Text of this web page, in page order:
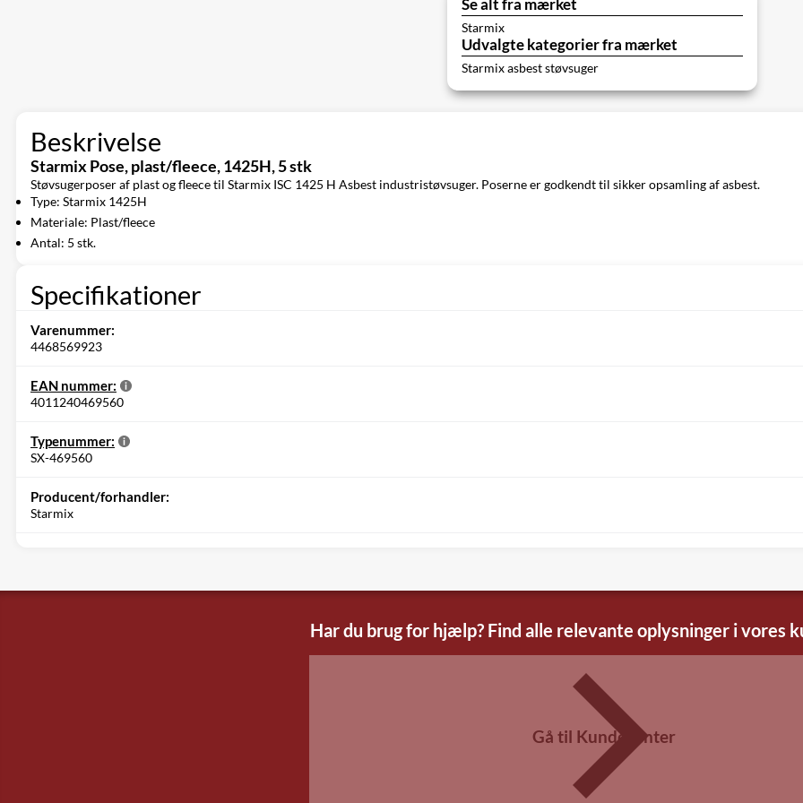
Se alt fra mærket
Starmix
Udvalgte kategorier fra mærket
Starmix asbest støvsuger
Beskrivelse
Starmix Pose, plast/fleece, 1425H, 5 stk
Støvsugerposer af plast og fleece til Starmix ISC 1425 H Asbest industristøvsuger. Poserne er godkendt til sikker opsamling af asbest.
Type: Starmix 1425H
Materiale: Plast/fleece
Antal: 5 stk.
Specifikationer
Varenummer:
4468569923
EAN nummer:
4011240469560
Typenummer:
SX-469560
Producent/forhandler:
Starmix
Har du brug for hjælp? Find alle relevante oplysninger i vores
Gå til Kundecenter